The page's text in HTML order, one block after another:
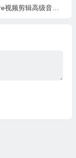
高级音效设计PR教程+中文字幕